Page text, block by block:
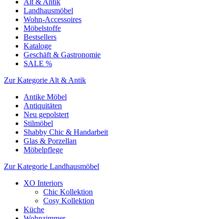
Alt & Antik
Landhausmöbel
Wohn-Accessoires
Möbelstoffe
Bestsellers
Kataloge
Geschäft & Gastronomie
SALE %
Zur Kategorie Alt & Antik
Antike Möbel
Antiquitäten
Neu gepolstert
Stilmöbel
Shabby Chic & Handarbeit
Glas & Porzellan
Möbelpflege
Zur Kategorie Landhausmöbel
XO Interiors
Chic Kollektion
Cosy Kollektion
Küche